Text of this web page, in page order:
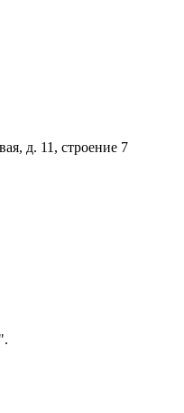
д. 11, строение 7